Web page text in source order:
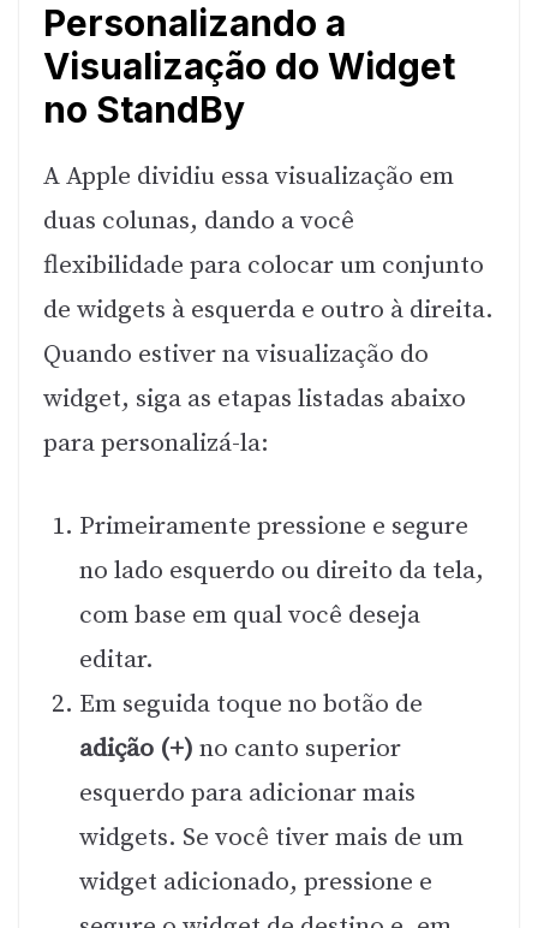
Personalizando a
Visualização do Widget
no StandBy
A Apple dividiu essa visualização em
duas colunas, dando a você
flexibilidade para colocar um conjunto
de widgets à esquerda e outro à direita.
Quando estiver na visualização do
widget, siga as etapas listadas abaixo
para personalizá-la:
Primeiramente pressione e segure
no lado esquerdo ou direito da tela,
com base em qual você deseja
editar.
Em seguida toque no botão de
adição (+) no canto superior
esquerdo para adicionar mais
widgets. Se você tiver mais de um
widget adicionado, pressione e